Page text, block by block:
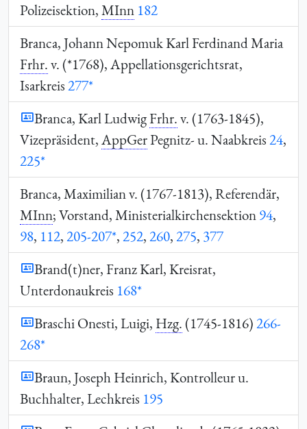
Polizeisektion,MInn 182
Branca, Johann Nepomuk Karl Ferdinand Maria
Frhr.v. (*1768), Appellationsgerichtsrat,
Isarkreis277*
Branca, Karl LudwigFrhr.v. (1763-1845),
Vizepräsident,AppGerPegnitz- u. Naabkreis24,
225*
Branca, Maximilian v. (1767-1813), Referendär,
MInn; Vorstand, Ministerialkirchensektion94,
98, 112,205-207*,252,260,275, 377
Brand(t)ner, Franz Karl, Kreisrat,
Unterdonaukreis 168*
Braschi Onesti, Luigi, Hzg.(1745-1816)266-
268*
Braun, Joseph Heinrich, Kontrolleur u.
Buchhalter, Lechkreis 195